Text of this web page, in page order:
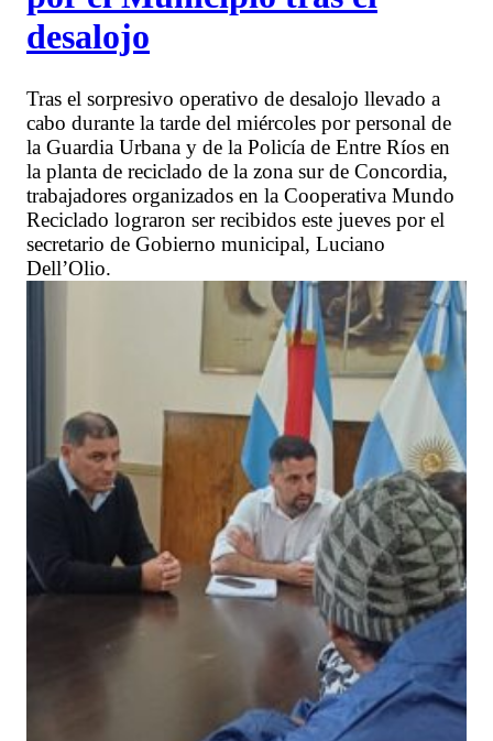
desalojo
Tras el sorpresivo operativo de desalojo llevado a
cabo durante la tarde del miércoles por personal de
la Guardia Urbana y de la Policía de Entre Ríos en
la planta de reciclado de la zona sur de Concordia,
trabajadores organizados en la Cooperativa Mundo
Reciclado lograron ser recibidos este jueves por el
secretario de Gobierno municipal, Luciano
Dell’Olio.